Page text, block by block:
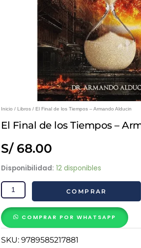
Inicio / Libros / El Final de los Tiempos – Armando Alducin
El Final de los Tiempos –
S/68.00
Disponibilidad: 12 disponibles
El
Final
Tiempos
-
Armando
COMPRAR
COMPRAR POR WHATSAPP
SKU: 9789585217881